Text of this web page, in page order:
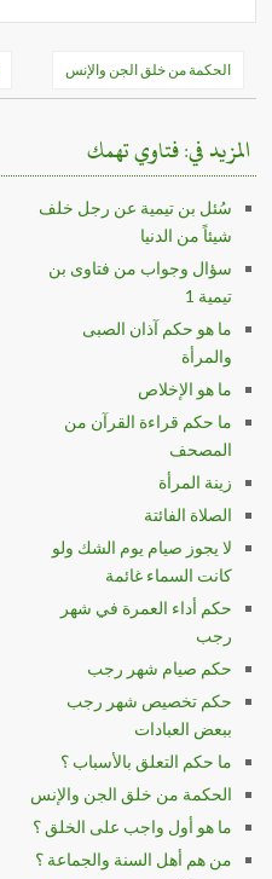
تصفّح
المقالات
الحكمة من خلق الجن والإنس
المزيد في: فتاوي تهمك
سُئل بن تيمية عن رجل خلف
شيئاً من الدنيا
سؤال وجواب من فتاوى بن
تيمية 1
ما هو حكم آذان الصبى
والمرأة
ما هو الإخلاص
ما حكم قراءة القرآن من
المصحف
زينة المرأة
الصلاة الفائتة
لا يجوز صيام يوم الشك ولو
كانت السماء غائمة
حكم أداء العمرة في شهر
رجب
حكم صيام شهر رجب
حكم تخصيص شهر رجب
ببعض العبادات
ما حكم التعلق بالأسباب ؟
الحكمة من خلق الجن والإنس
ما هو أول واجب على الخلق ؟
من هم أهل السنة والجماعة ؟